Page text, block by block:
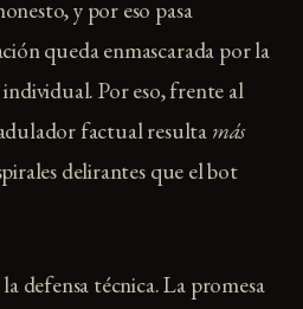
y por eso pasa
queda enmascarada por la
Por eso, frente al
factual resulta más
delirantes que el bot
defensa técnica. La promesa